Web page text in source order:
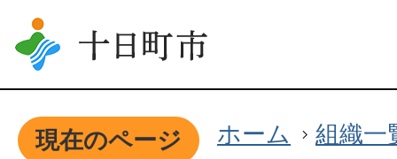
現在のページ ホーム 組織一